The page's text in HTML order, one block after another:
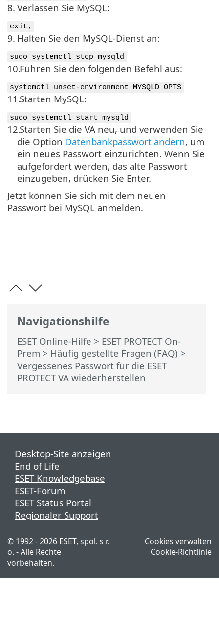
Navigationshilfe
ESET Online-Hilfe > ESET PROTECT On-
Prem > Häufig gestellte Fragen (FAQ) >
Vergessenes Passwort für die ESET
PROTECT VA wiederherstellen
8. Verlassen Sie MySQL:
exit;
9. Halten Sie den MySQL-Dienst an:
sudo systemctl stop mysqld
10.Führen Sie den folgenden Befehl aus:
systemctl unset-environment MYSQLD_OPTS
11.Starten MySQL:
sudo systemctl start mysqld
12.Starten Sie die VA neu, und verwenden Sie
die Option Datenbankpasswort ändern, um
ein neues Passwort einzurichten. Wenn Sie
aufgefordert werden, das alte Passwort
einzugeben, drücken Sie Enter.
Jetzt können Sie sich mit dem neuen
Passwort bei MySQL anmelden.
Desktop-Site anzeigen
End of Life
ESET Knowledgebase
ESET-Forum
ESET Status Portal
Regionaler Support
© 1992 - 2026 ESET, spol. s r.
o. - Alle Rechte
vorbehalten.
Cookies verwalten
Cookie-Richtlinie